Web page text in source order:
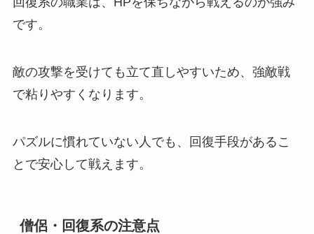
です。
敵の攻撃を受けても立て直しやすいため、強敵戦
で粘りやすくなります。
パズルに慣れていない人でも、回復手段があるこ
とで安心して戦えます。
僧侶・回復系の注意点